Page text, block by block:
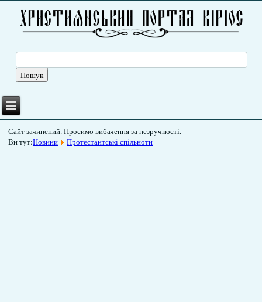
Сайт зачинений. Просимо вибачення за незручності.
Ви тут:Новини Протестантські спільноти